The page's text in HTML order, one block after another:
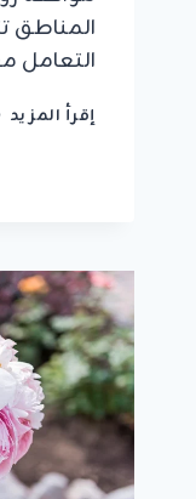
المناطق
التعامل
إقرأ المزيد